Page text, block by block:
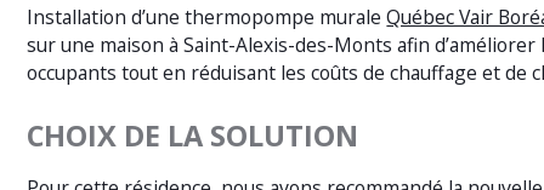
Installation d’une thermopompe muraleQuébec Vair
sur une maison à Saint-Alexis-des-Monts afin
occupants tout en réduisant les coûts de chauffage et de
CHOIX DE LA SOLUTION